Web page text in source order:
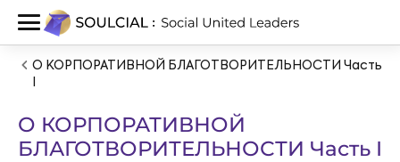
О КОРПОРАТИВНОЙ БЛАГОТВОРИТЕЛЬНОСТИ Часть
О КОРПОРАТИВНОЙ
БЛАГОТВОРИТЕЛЬНОСТИ Часть I